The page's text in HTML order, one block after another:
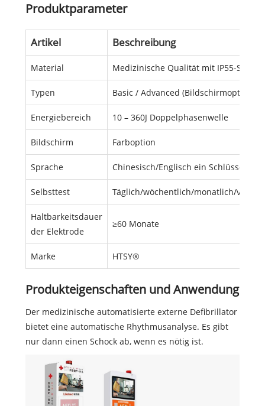
Produktparameter
Artikel Beschreibung
Material Medizinische Qualität mit IP55-Schutz
Typen Basic / Advanced (Bildschirmoption)
Energiebereich 10 – 360J Doppelphasenwelle
Bildschirm Farboption
Sprache Chinesisch/Englisch ein
Selbsttest Täglich/wöchentlich/monatlich/
Haltbarkeitsdauer
der Elektrode
≥60 Monate
Marke HTSY®
Produkteigenschaften und Anwendung
Der medizinische automatisierte externe Defibrillator
bietet eine automatische Rhythmusanalyse. Es gibt
nur dann einen Schock ab, wenn es nötig ist.